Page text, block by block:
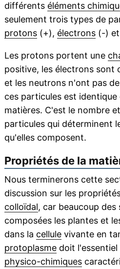
différents éléments
seulement trois types de
protons(+), électrons(-) et
Les protons portent une
positive, les électrons sont
et les neutrons n'ont pas
ces particules est
matières. C'est le nombre
particules qui déterminent
qu'elles composent.
Propriétés de la
Nous terminerons cette
discussion sur les
colloïdal, car beaucoup
composées les plantes et
dans la cellulevivante en
protoplasmedoit l'essentiel
physico-chimiques